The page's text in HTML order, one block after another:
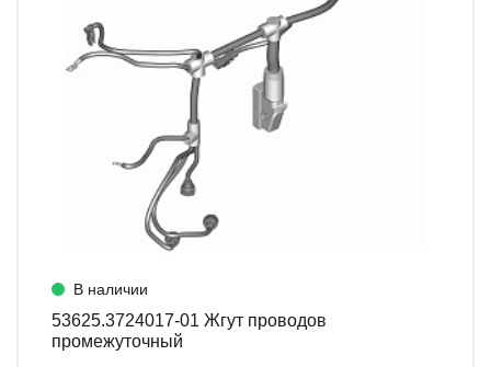
В наличии
53625.3724017-01 Жгут проводов
промежуточный